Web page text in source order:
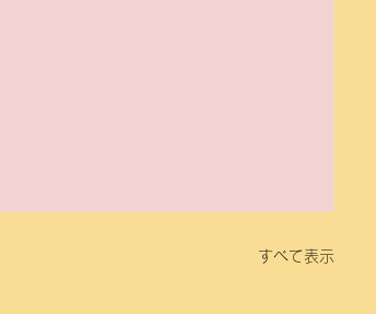
すべて表示